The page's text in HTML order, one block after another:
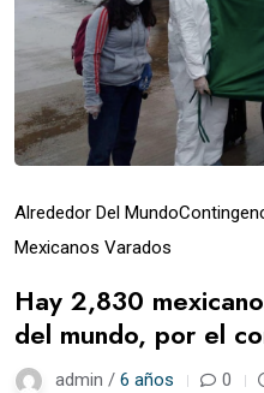
Alrededor Del Mundo
Mexicanos Varados
Hay 2,830
del mundo, por el
admin / 6 años 0